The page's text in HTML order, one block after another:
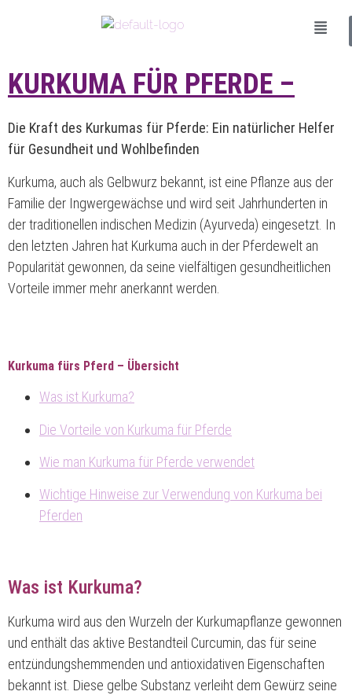
KURKUMA FÜR PFERDE –
Die Kraft des Kurkumas für Pferde: Ein natürlicher Helfer
für Gesundheit und Wohlbefinden
Kurkuma, auch als Gelbwurz bekannt, ist eine Pflanze aus der
Familie der Ingwergewächse und wird seit Jahrhunderten in
der traditionellen indischen Medizin (Ayurveda) eingesetzt. In
den letzten Jahren hat Kurkuma auch in der Pferdewelt an
Popularität gewonnen, da seine vielfältigen gesundheitlichen
Vorteile immer mehr anerkannt werden.
Kurkuma fürs Pferd – Übersicht
Was ist Kurkuma?
Die Vorteile von Kurkuma für Pferde
Wie man Kurkuma für Pferde verwendet
Wichtige Hinweise zur Verwendung von Kurkuma bei
Pferden
Was ist Kurkuma?
Kurkuma wird aus den Wurzeln der Kurkumapflanze gewonnen
und enthält das aktive Bestandteil Curcumin, das für seine
entzündungshemmenden und antioxidativen Eigenschaften
bekannt ist. Diese gelbe Substanz verleiht dem Gewürz seine